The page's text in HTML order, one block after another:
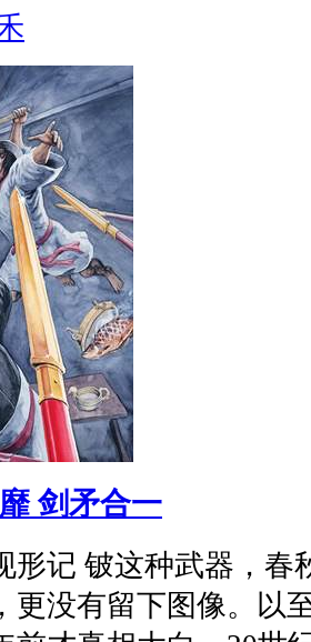
剑矛合一
形记 铍这种武器，春
更没有留下图像。以